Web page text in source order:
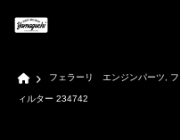
Home
フェラーリ エンジンパーツ
ィルター 234742